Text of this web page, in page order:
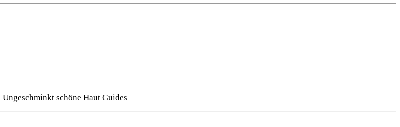
Ungeschminkt schöne Haut Guides